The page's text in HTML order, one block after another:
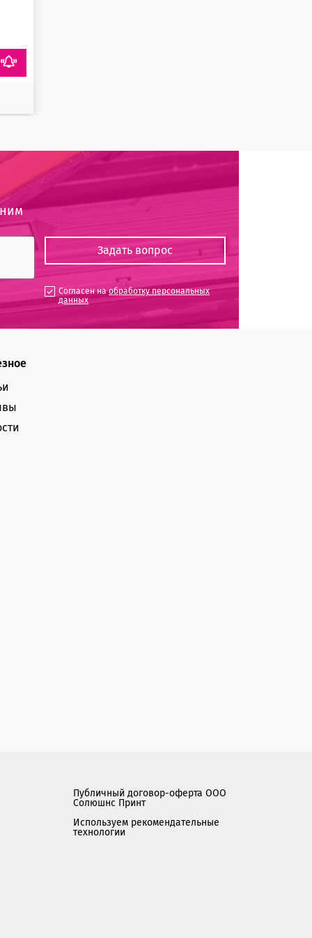
Согласен наобработку персональных
данных
Публичный договор-оферта ООО
Солюшнс Принт
Используем рекомендательные
технологии